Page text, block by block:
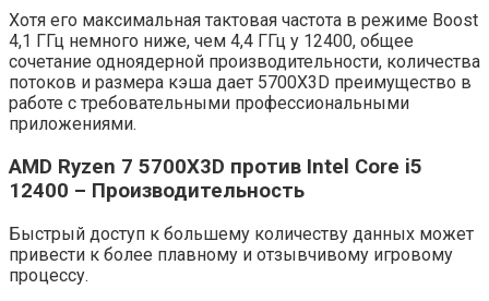
Хотя его максимальная тактовая частота в режиме Boost
4,1 ГГц немного ниже, чем 4,4 ГГц у 12400, общее
сочетание одноядерной производительности, количества
потоков и размера кэша дает 5700X3D преимущество в
работе с требовательными профессиональными
приложениями.
AMD Ryzen 7 5700X3D против Intel Core i5
12400 – Производительность
Быстрый доступ к большему количеству данных может
привести к более плавному и отзывчивому игровому
процессу.